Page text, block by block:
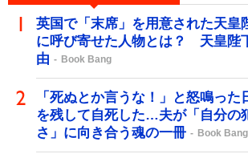
英国で「末席」を用意された天皇
に呼び寄せた人物とは？ 天皇陛
由
Book Bang
「死ぬとか言うな！」と怒鳴った
を残して自死した…夫が「自分の
さ」に向き合う魂の一冊
Book Bang